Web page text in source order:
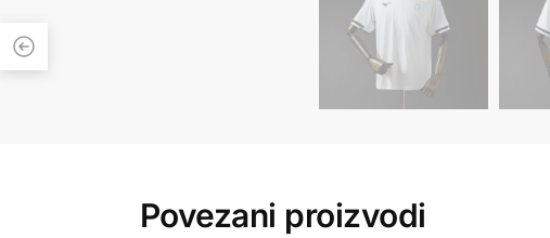
Povezani proizvodi